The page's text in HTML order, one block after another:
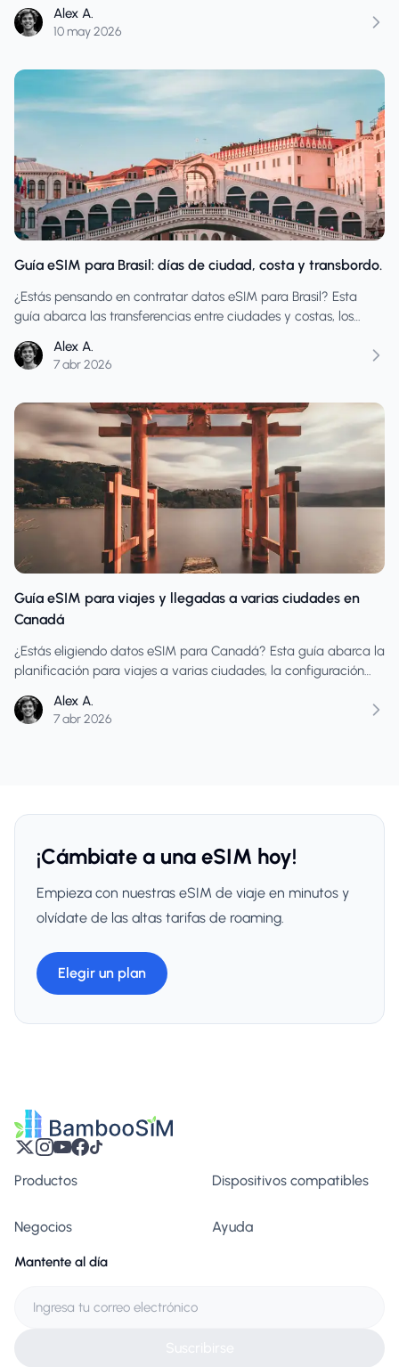
de viajes entrantes.
Alex A.
10 may 2026
Guía eSIM para Brasil: días de ciudad, costa y transbordo.
¿Estás pensando en contratar datos eSIM para Brasil? Esta
guía abarca las transferencias entre ciudades y costas, los
del plan para los días de aeropuerto y los periodos de mayor
consumo.
Alex A.
7 abr 2026
Guía eSIM para viajes y llegadas a varias ciudades en
Canadá
¿Estás eligiendo datos eSIM para Canadá? Esta guía abarca la
planificación para viajes a varias ciudades, la configuración
comprar datos insuficientes en itinerarios con cambios de
destino.
Alex A.
7 abr 2026
¡Cámbiate a una eSIM hoy!
Empieza con nuestras eSIM de viaje en minutos y
olvídate de las altas tarifas de roaming.
Elegir un plan
Productos Dispositivos compatibles
Negocios Ayuda
Mantente al día